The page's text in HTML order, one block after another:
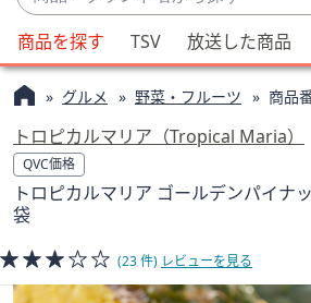
品・
ブ
ラ
ン
名
か
ら
探
す
候
補
が
利
用
可
能
な
合、
上
商品を探す TSV 放送した商品
グルメ 野菜・フルーツ 商品
トロピカルマリア（Tropical Maria）
QVC価格
トロピカルマリア ゴールデンパイナ
袋
(23 件) レビューを見る